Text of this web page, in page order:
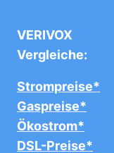
VERIVOX
Vergleiche:
Strompreise*
Gaspreise*
Ökostrom*
DSL-Preise*